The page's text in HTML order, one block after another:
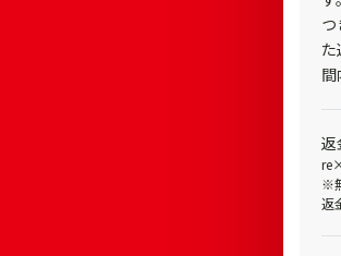
間
返
※
返